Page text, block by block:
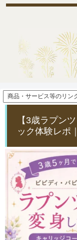
商品・サービス等のリン
【3歳ラプン
ック体験レポ